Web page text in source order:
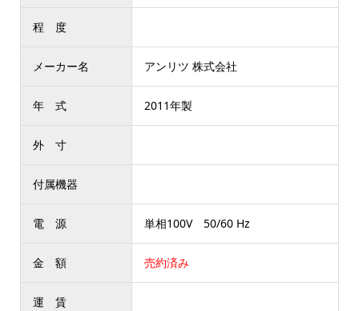
程 度
メーカー名 アンリツ 株式会社
年 式 2011年製
外 寸
付属機器
電 源 単相100V 50/60 Hz
金 額 売約済み
運 賃